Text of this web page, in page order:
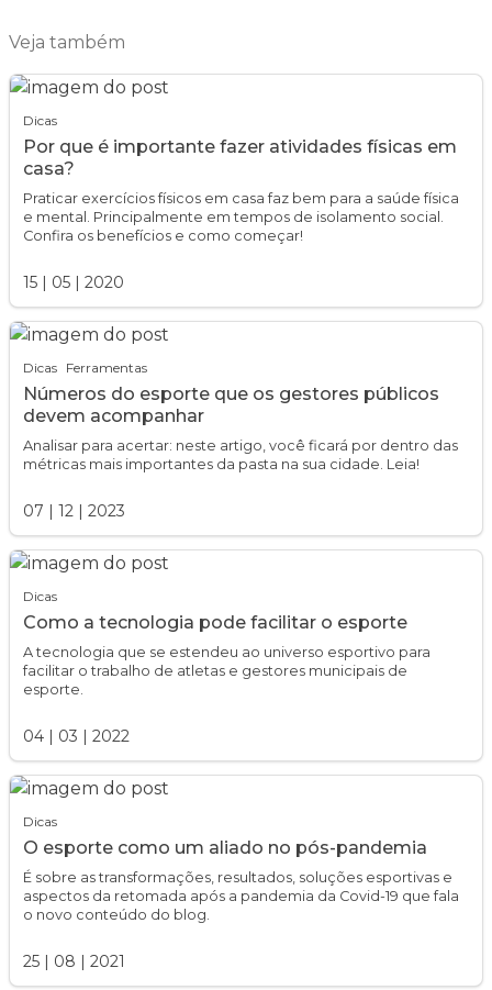
Veja também
Dicas
Por que é importante fazer atividades físicas em
casa?
Praticar exercícios físicos em casa faz bem para a saúde física
e mental. Principalmente em tempos de isolamento social.
Confira os benefícios e como começar!
15 05 2020
Dicas Ferramentas
Números do esporte que os gestores públicos
devem acompanhar
Analisar para acertar: neste artigo, você ficará por dentro das
métricas mais importantes da pasta na sua cidade. Leia!
07 12 2023
Dicas
Como a tecnologia pode facilitar o esporte
A tecnologia que se estendeu ao universo esportivo para
facilitar o trabalho de atletas e gestores municipais de
esporte.
04 03 2022
Dicas
O esporte como um aliado no pós-pandemia
É sobre as transformações, resultados, soluções esportivas e
aspectos da retomada após a pandemia da Covid-19 que fala
o novo conteúdo do blog.
25 08 2021